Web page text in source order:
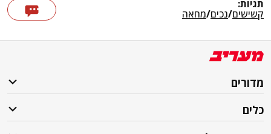
תגיות:
קשישים/נכים/מחאה
מדורים
כלים